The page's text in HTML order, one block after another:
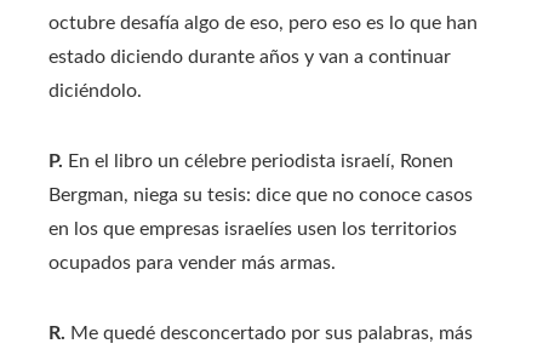
octubre desafía algo de eso, pero eso es lo que han
estado diciendo durante años y van a continuar
diciéndolo.
P. En el libro un célebre periodista israelí, Ronen
Bergman, niega su tesis: dice que no conoce casos
en los que empresas israelíes usen los territorios
ocupados para vender más armas.
R. Me quedé desconcertado por sus palabras, más